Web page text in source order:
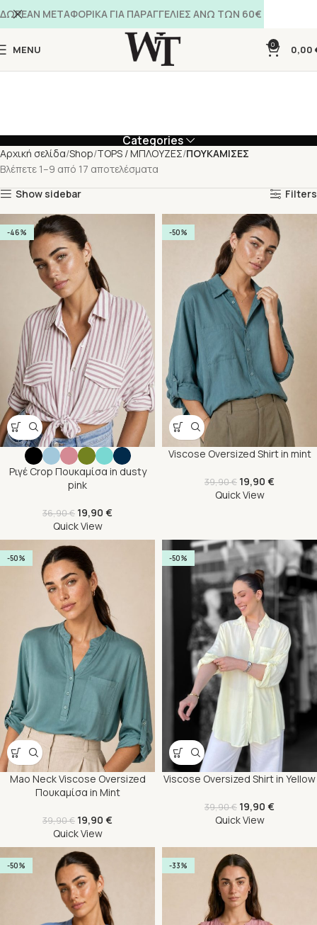
MENU 0 0,00
Categories
Αρχική σελίδα Shop TOPS / ΜΠΛΟΥΖΕΣ ΠΟΥΚΑΜΙΣΕΣ
Βλέπετε 1–9 από 17 αποτελέσματα
Show sidebar Filters
-46%
Ριγέ Crop Πουκαμίσα in dusty
pink
36,90€ 19,90 €
Quick View
-50%
Viscose Oversized Shirt in mint
39,90€ 19,90 €
Quick View
-50%
Mao Neck Viscose Oversized
Πουκαμίσα in Mint
39,90€ 19,90 €
Quick View
-50%
Viscose Oversized Shirt in Yellow
39,90€ 19,90 €
Quick View
-50% -33%
ΔΩΡΕΑΝ ΜΕΤΑΦΟΡΙΚΑ ΓΙΑ ΠΑΡΑΓΓΕΛΙΕΣ ΑΝΩ ΤΩΝ 60€